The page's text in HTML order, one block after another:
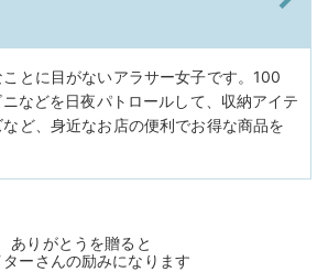
とに目がないアラサー女子です。100
などを日夜パトロールして、収納アイテ
ど、身近なお店の便利でお得な商品を
ありがとうを贈ると
ターさんの励みになります